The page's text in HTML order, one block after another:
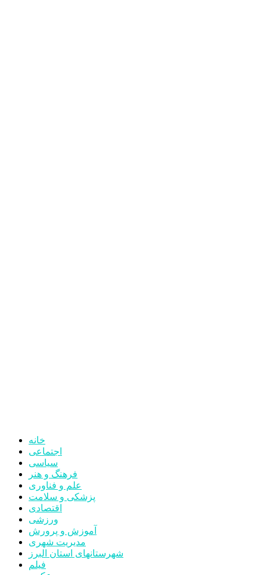
خانه
اجتماعی
سیاسی
فرهنگ و هنر
علم و فناوری
پزشکی و سلامت
اقتصادی
ورزشی
آموزش و پرورش
مدیریت شهری
شهرستانهای استان البرز
فیلم